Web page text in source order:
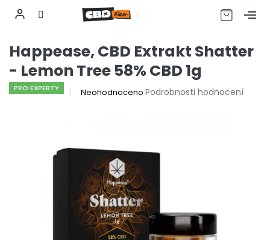
obsah
CZK
Happease, CBD Extrakt Shatter
- Lemon Tree 58% CBD 1g
PRO EXPERTY
Průměrné
z
hvězdiček.
Neohodnoceno Podrobnosti hodnocení